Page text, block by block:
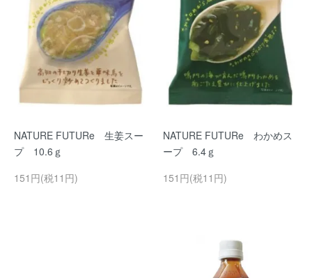
NATURE FUTURe 生姜スー
プ 10.6ｇ
151円(税11円)
NATURE FUTURe わかめス
ープ 6.4ｇ
151円(税11円)